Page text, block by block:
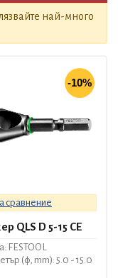
най-много
-10%
сравнение
QLS D 5-15 CE
FESTOOL
(ф, mm): 5.0 - 15.0